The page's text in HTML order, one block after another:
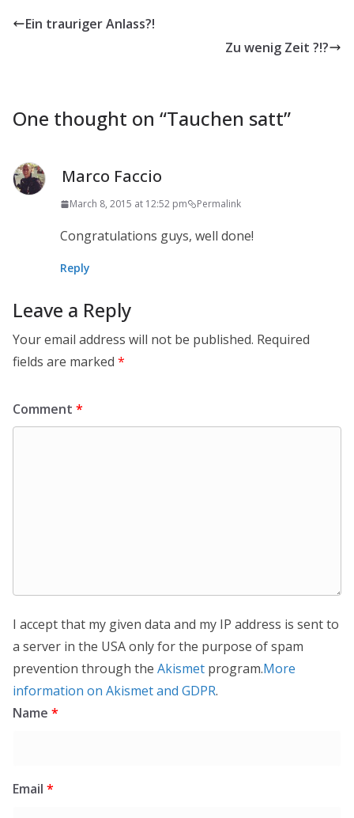
Ein trauriger Anlass?!
Zu wenig Zeit ?!?
One thought on “Tauchen satt”
Marco Faccio
March 8, 2015 at 12:52 pm Permalink
Congratulations guys, well done!
Reply
Leave a Reply
Your email address will not be published. Required
fields are marked *
Comment *
I accept that my given data and my IP address is sent to
a server in the USA only for the purpose of spam
prevention through the Akismet program.More
information on Akismet and GDPR.
Name *
Email *